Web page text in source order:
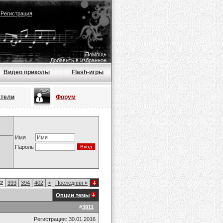
Регистрация
Помощь
Добавить в избранное
Видео приколы Flash-игры
Форум
Имя
Пароль
393 394 402 > Последняя »
Опции темы
#3911
Регистрация: 30.01.2016